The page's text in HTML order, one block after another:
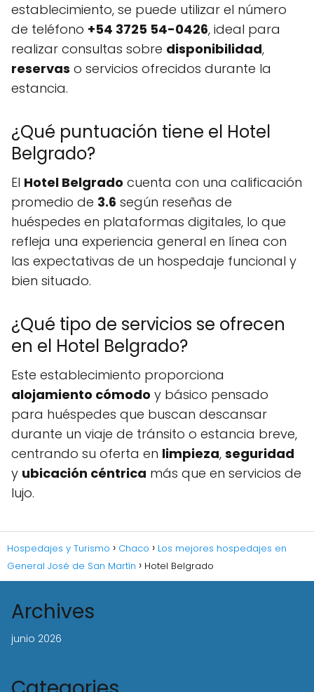
establecimiento, se puede utilizar el número
de teléfono +54 3725 54-0426, ideal para
realizar consultas sobre disponibilidad,
reservas o servicios ofrecidos durante la
estancia.
¿Qué puntuación tiene el Hotel
Belgrado?
El Hotel Belgrado cuenta con una calificación
promedio de 3.6 según reseñas de
huéspedes en plataformas digitales, lo que
refleja una experiencia general en línea con
las expectativas de un hospedaje funcional y
bien situado.
¿Qué tipo de servicios se ofrecen
en el Hotel Belgrado?
Este establecimiento proporciona
alojamiento cómodo y básico pensado
para huéspedes que buscan descansar
durante un viaje de tránsito o estancia breve,
centrando su oferta en limpieza, seguridad
y ubicación céntrica más que en servicios de
lujo.
Hospedajes y Turismo Chaco
Los mejores hospedajes en
General José de San Martín
Hotel Belgrado
Archives
junio 2026